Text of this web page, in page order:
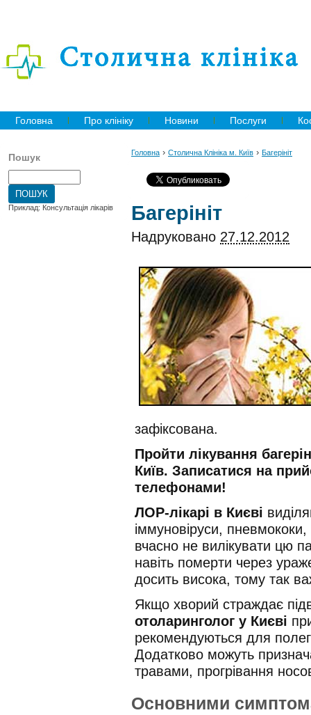
Головна Про клініку Новини Послуги
Пошук
Приклад: Консультація лікарів
Головна › Столична Клініка м. Київ › Багерініт
Багерініт
Надруковано 27.12.2012
зафіксована.
Пройти лікування
Київ. Записатися на
телефонами!
ЛОР-лікарі в Києві
іммуновіруси,
вчасно не вилікувати цю
навіть померти через
досить висока, тому так
Якщо хворий страждає
отоларинголог у Києві
рекомендуються для
Додатково можуть
травами, прогрівання
Основними